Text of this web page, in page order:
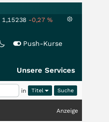
1,15238 -0,27 %
Push-Kurse
Unsere Services
in Titel
Anzeige